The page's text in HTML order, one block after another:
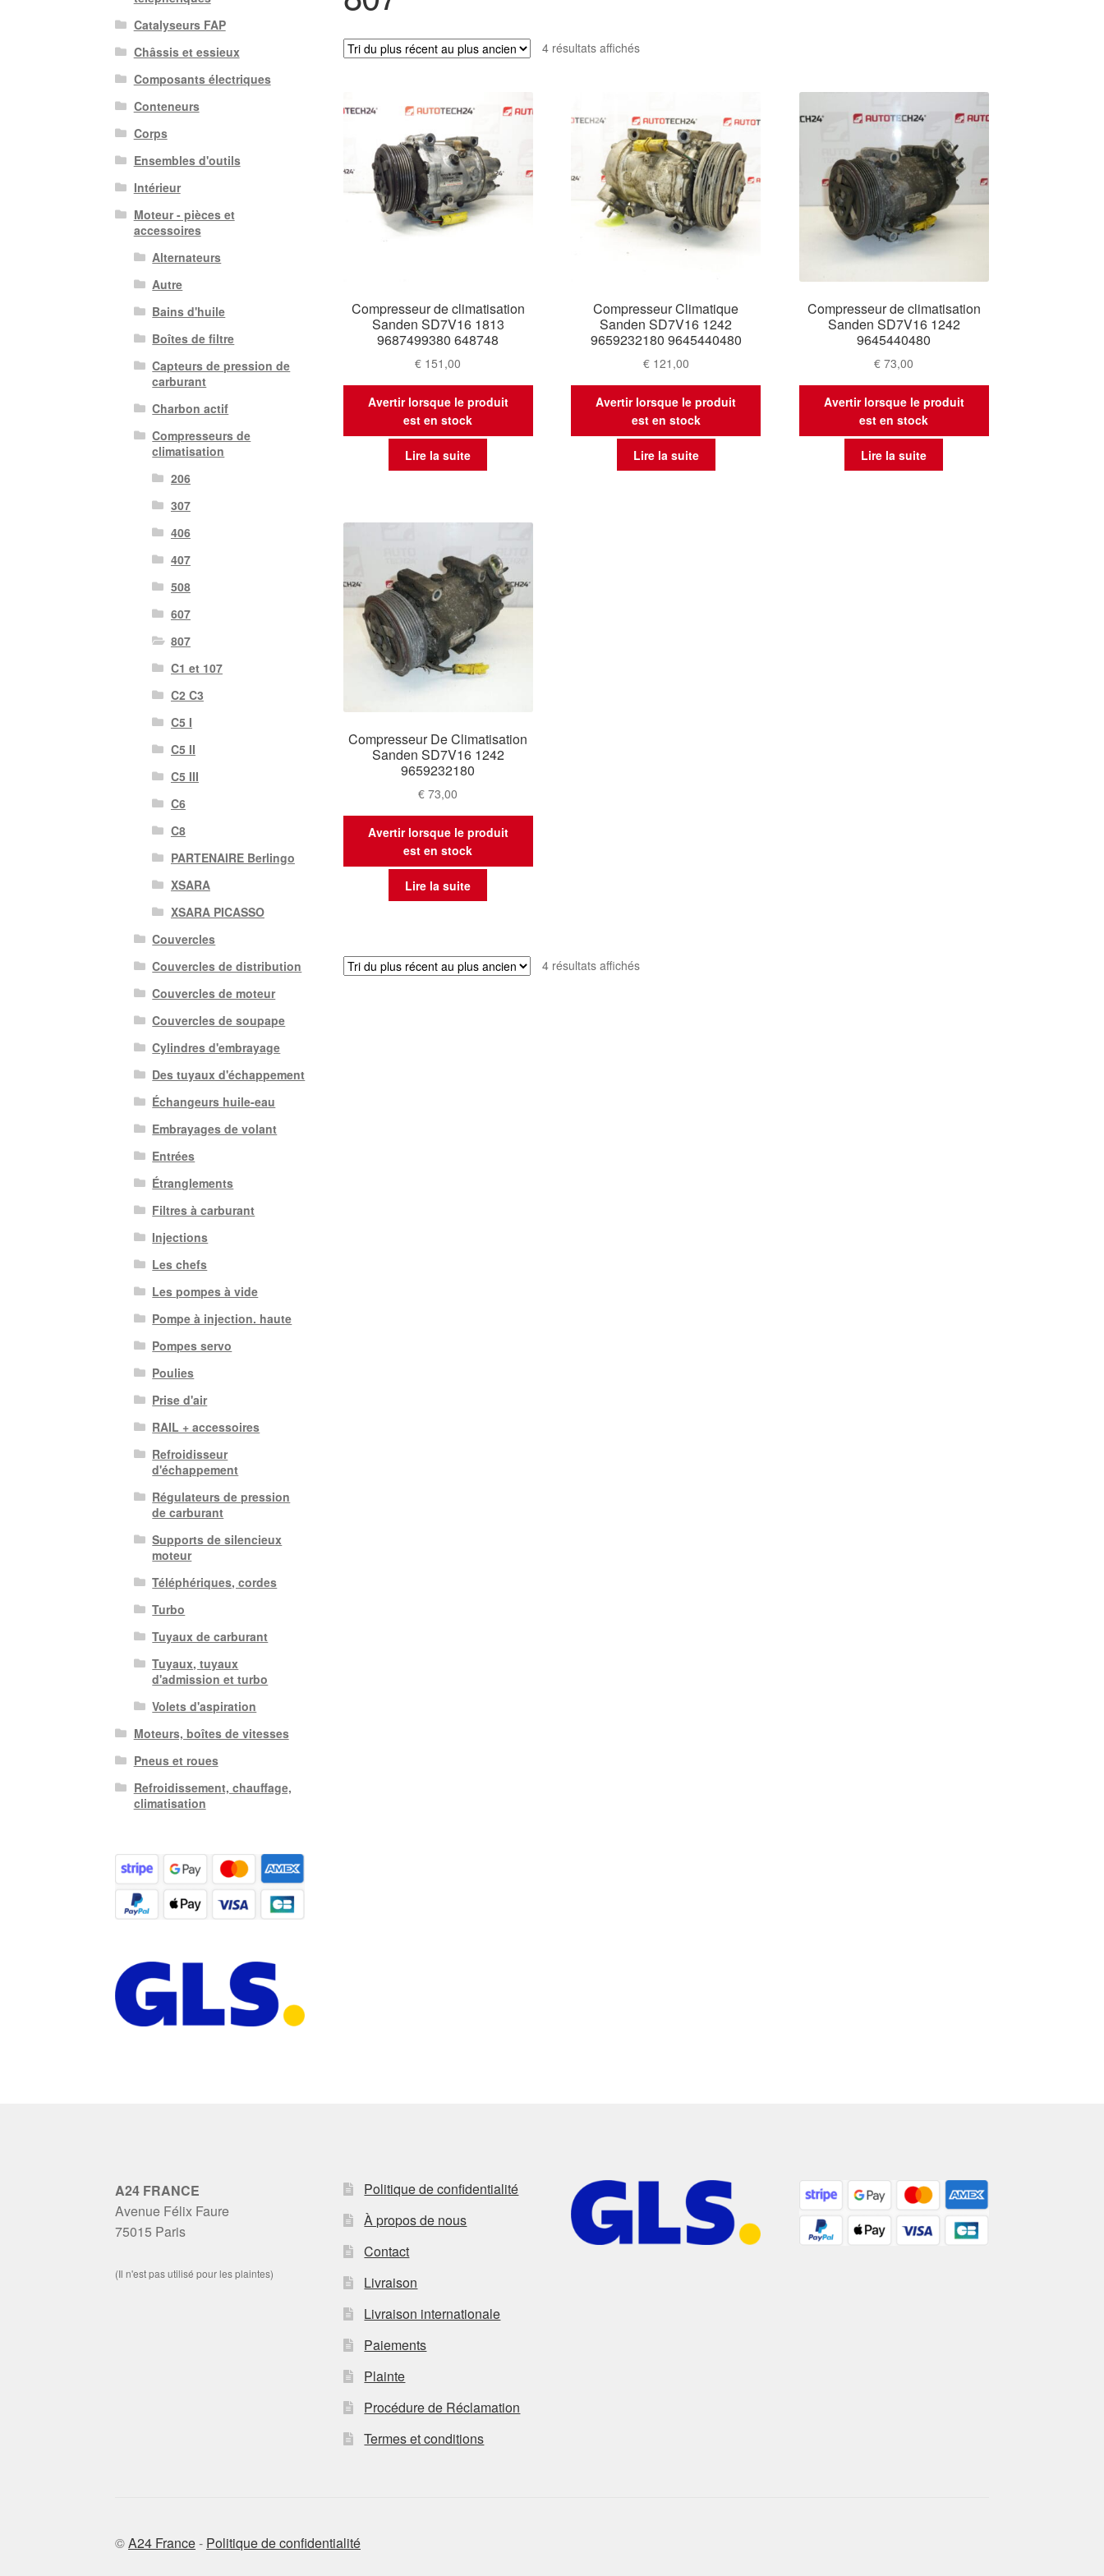
4 résultats affichésTrié
au
plus
ancien
Compresseur de climatisation
Sanden SD7V16 1813
9687499380 648748
€ 151,00
Avertir lorsque le produit
est en stock
Lire la suite
Compresseur Climatique
Sanden SD7V16 1242
9659232180 9645440480
€121,00
Avertir lorsque le produit
est en stock
Lire la suite
Compresseur de climatisation
Sanden SD7V16 1242
9645440480
€ 73,00
Avertir lorsque le produit
est en stock
Lire la suite
Compresseur De Climatisation
Sanden SD7V16 1242
9659232180
€ 73,00
Avertir lorsque le produit
est en stock
Lire la suite
4 résultats affichésTrié
Catalyseurs FAP
Châssis et essieux
Composants électriques
Conteneurs
Corps
Ensembles d'outils
Intérieur
Moteur - pièces et
accessoires
Alternateurs
Autre
Bains d'huile
Boîtes de filtre
Capteurs de pression de
carburant
Charbon actif
Compresseurs de
climatisation
206
307
406
407
508
607
807
C1 et 107
C2 C3
C5 I
C5 II
C5 III
C6
C8
PARTENAIRE Berlingo
XSARA
XSARA PICASSO
Couvercles
Couvercles de distribution
Couvercles de moteur
Couvercles de soupape
Cylindres d'embrayage
Des tuyaux d'échappement
Échangeurs huile-eau
Embrayages de volant
Entrées
Étranglements
Filtres à carburant
Injections
Les chefs
Les pompes à vide
Pompe à injection. haute
Pompes servo
Poulies
Prise d'air
RAIL + accessoires
Refroidisseur
d'échappement
Régulateurs de pression
de carburant
Supports de silencieux
moteur
Téléphériques, cordes
Turbo
Tuyaux de carburant
Tuyaux, tuyaux
d'admission et turbo
Volets d'aspiration
Moteurs, boîtes de vitesses
Pneus et roues
Refroidissement, chauffage,
climatisation
A24 FRANCE
Avenue Félix Faure
75015 Paris
(Il n'est pas utilisé pour les plaintes)
Politique de confidentialité
À propos de nous
Contact
Livraison
Livraison internationale
Paiements
Plainte
Procédure de Réclamation
Termes et conditions
©A24 France- Politique de confidentialité